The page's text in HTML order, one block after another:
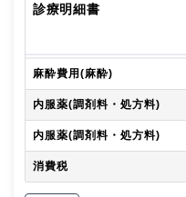
診療明細書
麻酔費用(麻酔)
内服薬(調剤料・処方料)
内服薬(調剤料・処方料)
消費税